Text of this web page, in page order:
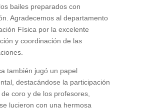
bailes preparados con
Agradecemos al departamento
Física por la excelente
y coordinación de las
también jugó un papel
destacándose la participación
coro y de los profesores,
lucieron con una hermosa